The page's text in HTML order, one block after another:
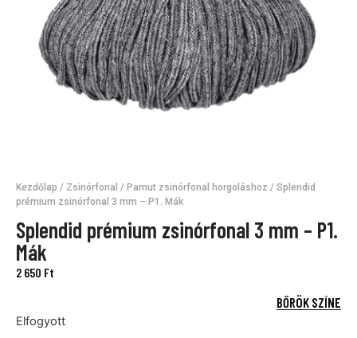
Kezdőlap / Zsinórfonal / Pamut zsinórfonal horgoláshoz / Splendid
prémium zsinórfonal 3 mm – P1. Mák
Splendid prémium zsinórfonal 3 mm – P1.
Mák
2 650 Ft
BŐRÖK SZÍNE
Elfogyott